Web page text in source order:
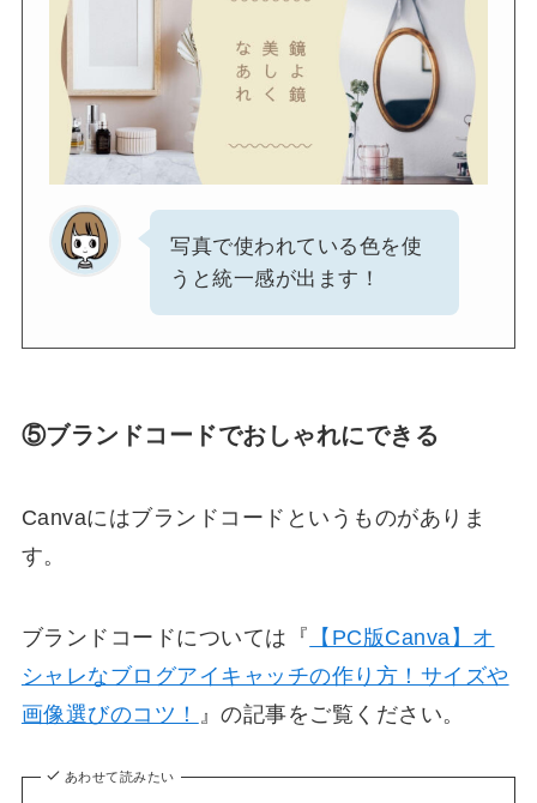
写真で使われている色を使
うと統一感が出ます！
⑤ブランドコードでおしゃれにできる
Canvaにはブランドコードというものがありま
す。
ブランドコードについては『
【PC版Canva】オ
シャレなブログアイキャッチの作り方！サイズや
画像選びのコツ！ 』の記事をご覧ください。
あわせて読みたい